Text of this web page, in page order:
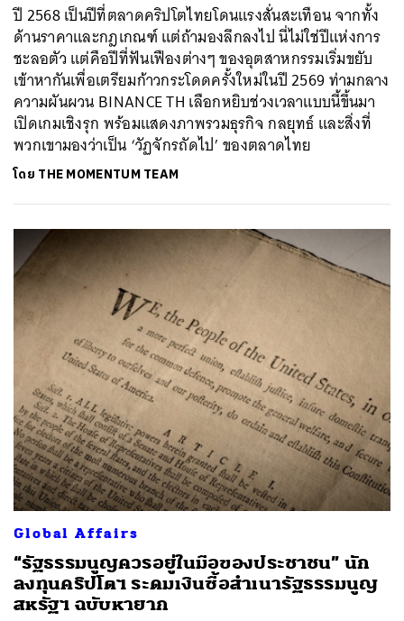
ปี 2568 เป็นปีที่ตลาดคริปโตไทยโดนแรงสั่นสะเทือน จากทั้ง
ด้านราคาและกฎเกณฑ์ แต่ถ้ามองลึกลงไป นี่ไม่ใช่ปีแห่งการ
ชะลอตัว แต่คือปีที่ฟันเฟืองต่างๆ ของอุตสาหกรรมเริ่มขยับ
เข้าหากันเพื่อเตรียมก้าวกระโดดครั้งใหม่ในปี 2569 ท่ามกลาง
ความผันผวน BINANCE TH เลือกหยิบช่วงเวลาแบบนี้ขึ้นมา
เปิดเกมเชิงรุก พร้อมแสดงภาพรวมธุรกิจ กลยุทธ์ และสิ่งที่
พวกเขามองว่าเป็น ‘วัฏจักรถัดไป’ ของตลาดไทย
โดย THE MOMENTUM TEAM
Global Affairs
“รัฐธรรมนูญควรอยู่ในมือของประชาชน” นัก
ลงทุนคริปโตฯ ระดมเงินซื้อสำเนารัฐธรรมนูญ
สหรัฐฯ ฉบับหายาก